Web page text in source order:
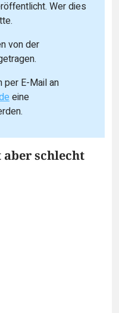
Wer dies
von der
per E-Mail an
eine
schlecht